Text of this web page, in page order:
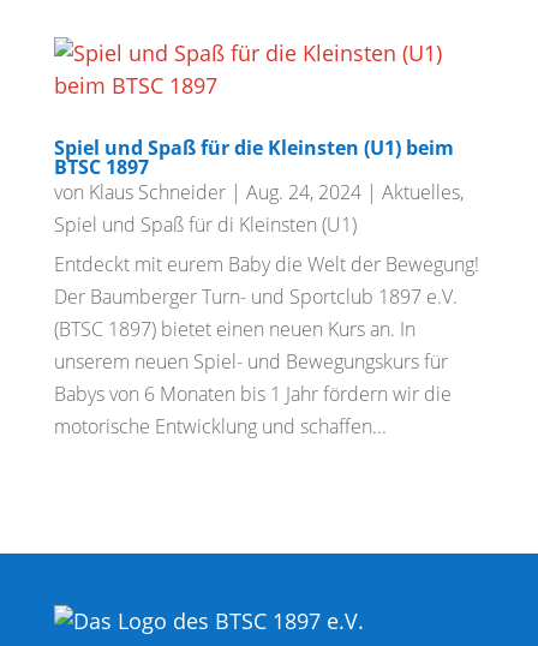
Spiel und Spaß für die Kleinsten (U1) beim
BTSC 1897
von Klaus Schneider| Aug. 24, 2024| Aktuelles,
Spiel und Spaß für di Kleinsten (U1)
Entdeckt mit eurem Baby die Welt der Bewegung!
Der Baumberger Turn- und Sportclub 1897 e.V.
(BTSC 1897) bietet einen neuen Kurs an. In
unserem neuen Spiel- und Bewegungskurs für
Babys von 6 Monaten bis 1 Jahr fördern wir die
motorische Entwicklung und schaffen...